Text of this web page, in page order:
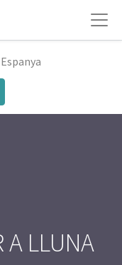
Espanya
A LLUNA